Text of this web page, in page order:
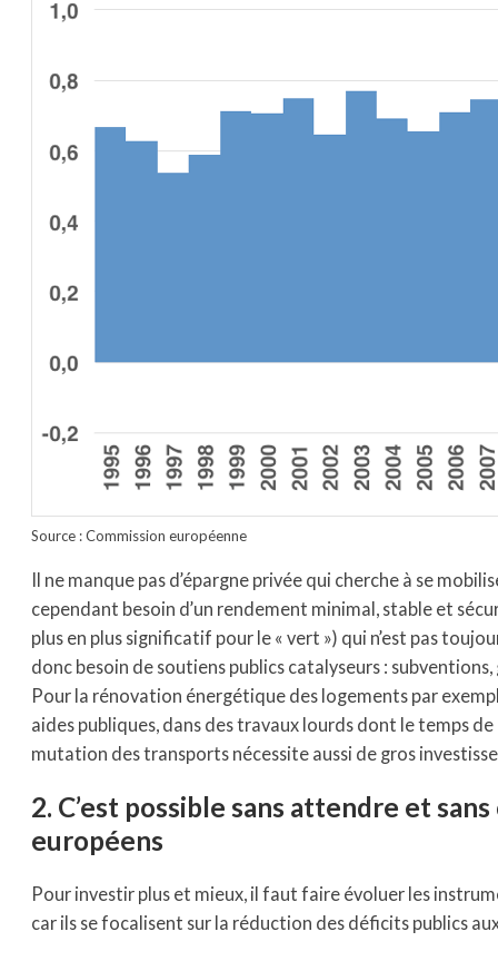
Source : Commission européenne
Il ne manque pas d’épargne privée qui cherche à se
cependant besoin d’un rendement minimal, stable et
plus en plus significatif pour le « vert ») qui n’est pas
donc besoin de soutiens publics catalyseurs :
Pour la rénovation énergétique des logements par
aides publiques, dans des travaux lourds dont le temps
mutation des transports nécessite aussi de gros
2. C’est possible sans attendre et
européens
Pour investir plus et mieux, il faut faire évoluer les
car ils se focalisent sur la réduction des déficits publics